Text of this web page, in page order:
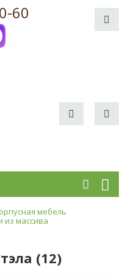
60
мебель
из массива
(12)